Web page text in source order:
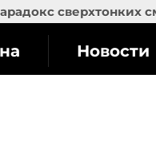
сверхтонких
Новости